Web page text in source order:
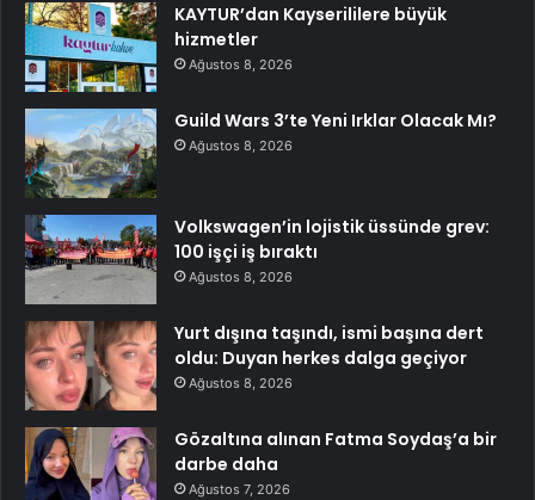
KAYTUR’dan Kayserililere büyük
hizmetler
Ağustos 8, 2026
Guild Wars 3’te Yeni Irklar Olacak Mı?
Ağustos 8, 2026
Volkswagen’in lojistik üssünde grev:
100 işçi iş bıraktı
Ağustos 8, 2026
Yurt dışına taşındı, ismi başına dert
oldu: Duyan herkes dalga geçiyor
Ağustos 8, 2026
Gözaltına alınan Fatma Soydaş’a bir
darbe daha
Ağustos 7, 2026